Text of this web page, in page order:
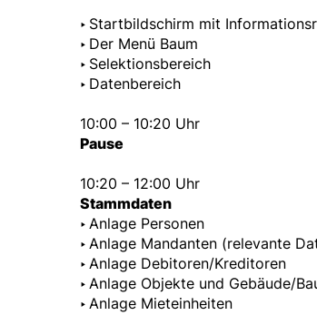
‣ Startbildschirm mit
‣ Der Menü Baum
‣ Selektionsbereich
‣ Datenbereich
10:00 – 10:20 Uhr
Pause
10:20 – 12:00 Uhr
Stammdaten
‣ Anlage Personen
‣ Anlage Mandanten (relevante
‣ Anlage Debitoren/Kreditoren
‣ Anlage Objekte und Gebäude/
‣ Anlage Mieteinheiten